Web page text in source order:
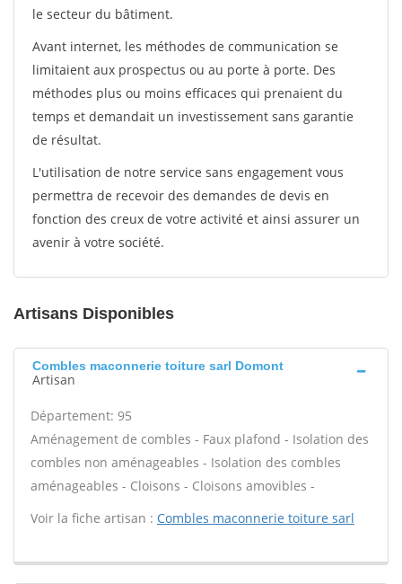
le secteur du bâtiment.
Avant internet, les méthodes de communication se
limitaient aux prospectus ou au porte à porte. Des
méthodes plus ou moins efficaces qui prenaient du
temps et demandait un investissement sans garantie
de résultat.
L'utilisation de notre service sans engagement vous
permettra de recevoir des demandes de devis en
fonction des creux de votre activité et ainsi assurer un
avenir à votre société.
Artisans Disponibles
Combles maconnerie toiture sarl Domont
Artisan
Département: 95
Aménagement de combles - Faux plafond - Isolation des
combles non aménageables - Isolation des combles
aménageables - Cloisons - Cloisons amovibles -
Voir la fiche artisan : Combles maconnerie toiture sarl